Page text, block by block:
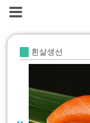
흰살생선